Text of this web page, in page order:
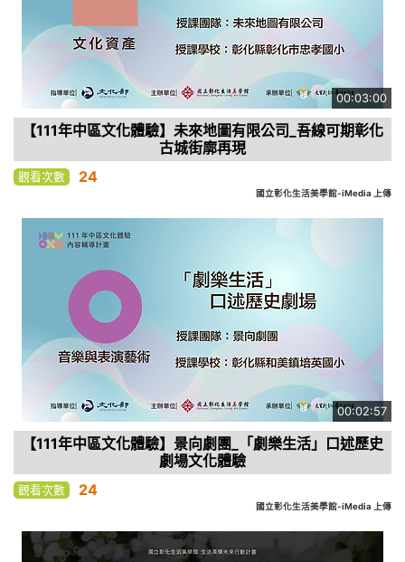
00:03:00
【111年中區文化體驗】未來地圖有限公司_吾線可期彰化
古城街廓再現
觀看次數 24
國立彰化生活美學館-iMedia 上傳
00:02:57
【111年中區文化體驗】景向劇團_「劇樂生活」口述歷史
劇場文化體驗
觀看次數 24
國立彰化生活美學館-iMedia 上傳